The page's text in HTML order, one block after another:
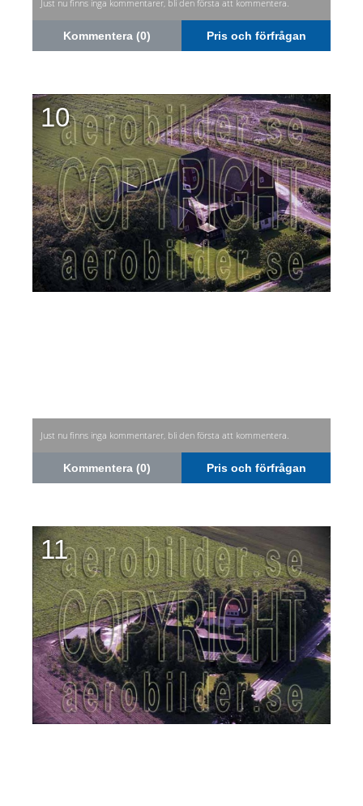
Just nu finns inga kommentarer, bli den första att kommentera.
Kommentera (0) Pris och förfrågan
10
Just nu finns inga kommentarer, bli den första att kommentera.
Kommentera (0) Pris och förfrågan
11